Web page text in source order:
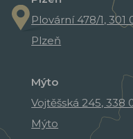
Plovární 478/1, 301
Plzeň
Mýto
Vojtěšská 245, 338
Mýto